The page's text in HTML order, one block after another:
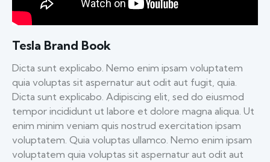
Tesla Brand Book
Dicta sunt explicabo. Nemo enim ipsam voluptatem
quia voluptas sit aspernatur aut odit aut fugit, quia.
Dicta sunt explicabo. Adipiscing elit, sed do eiusmod
tempor incididunt ut labore et dolore magna aliqua. Ut
enim minim veniam quis nostrud exercitation ipsam
voluptatem. Quia voluptas ullamco. Nemo enim ipsam
voluptatem quia voluptas sit aspernatur aut odit aut